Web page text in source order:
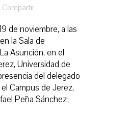
Compartir
de noviembre, a las
la Sala de
Asunción, en el
Universidad de
del delegado
Campus de Jerez,
Peña Sánchez;